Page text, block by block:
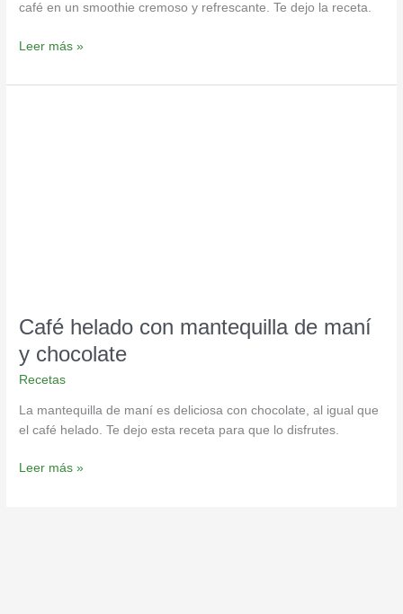
café en un smoothie cremoso y refrescante. Te dejo la receta.
Leer más »
Café helado con mantequilla de maní
y chocolate
Recetas
La mantequilla de maní es deliciosa con chocolate, al igual que
el café helado. Te dejo esta receta para que lo disfrutes.
Leer más »